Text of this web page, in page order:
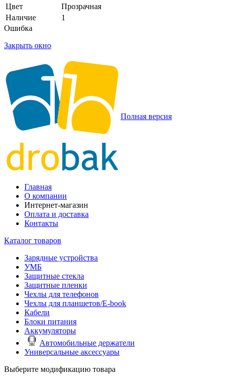
Цвет
Прозрачная
Наличие
1
Ошибка
Закрыть окно
Полная версия
Главная
О компании
Интернет-магазин
Оплата и доставка
Контакты
Каталог товаров
Зарядные устройства
УМБ
Защитные стекла
Защитные пленки
Чехлы для телефонов
Чехлы для планшетов/E-book
Кабели
Блоки питания
Аккумуляторы
Автомобильные держатели
Универсальные аксессуары
Выберите модификацию товара